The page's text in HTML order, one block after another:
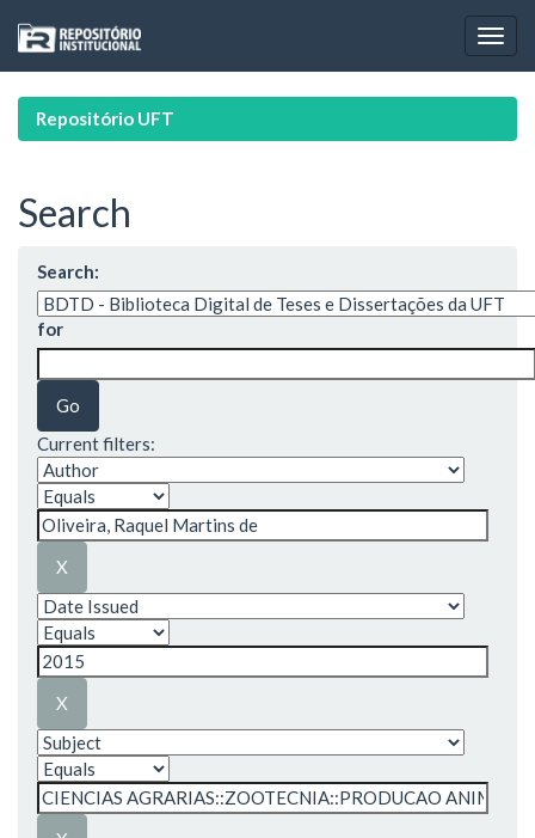
navigation
Repositório UFT
Search
Search:
for
Current filters: